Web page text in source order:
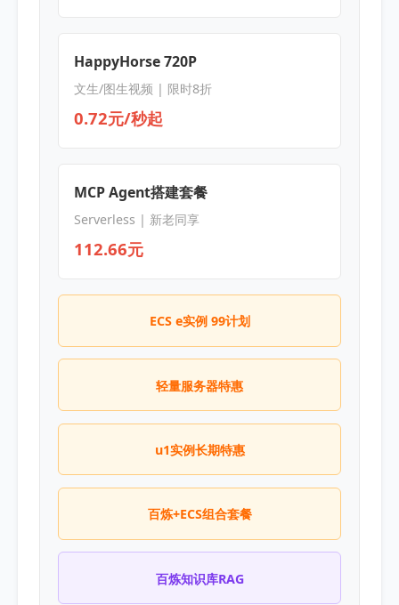
HappyHorse 720P
文生/图生视频 | 限时8折
0.72元/秒起
MCP Agent搭建套餐
Serverless | 新老同享
112.66元
ECS e实例 99计划
轻量服务器特惠
u1实例长期特惠
百炼+ECS组合套餐
百炼知识库RAG